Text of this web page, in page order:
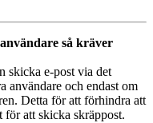
så kräver
skicka e-post via det
användare och endast om
Detta för att förhindra att
för att skicka skräppost.